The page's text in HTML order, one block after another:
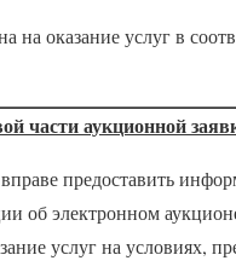
на оказание услуг в
части аукционной
предоставить
об электронном
услуг на условиях,